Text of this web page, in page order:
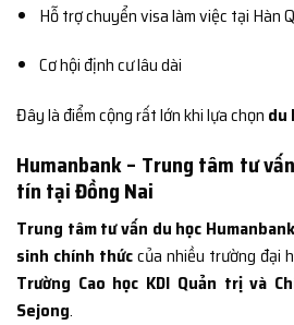
Hỗ trợ chuyển visa làm việc tại Hàn
Cơ hội định cư lâu dài
Đây là điểm cộng rất lớn khi lựa chọn du
Humanbank – Trung tâm tư
tín tại Đồng Nai
Trung tâm tư vấn du học Humanbank
sinh chính thứccủa nhiều trường đại
Trường Cao học KDI Quản trị và
Sejong.